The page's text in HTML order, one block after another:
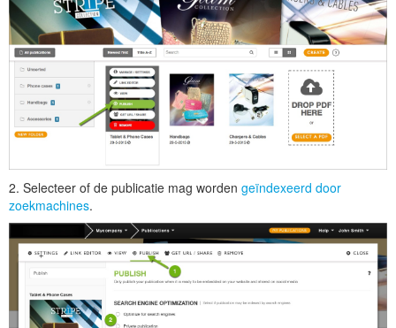
2. Selecteer of de publicatie mag worden geïndexeerd door
zoekmachines.